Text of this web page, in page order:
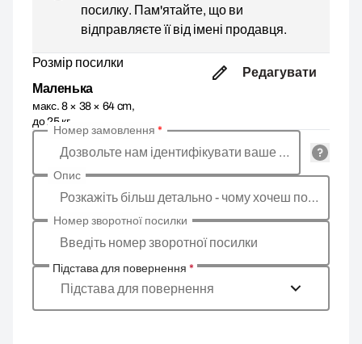
посилку. Пам'ятайте, що ви
відправляєте її від імені продавця.
Розмір посилки
Маленька
макс. 8 × 38 × 64 cm,
до 25 кг
Редагувати
Дозвольте нам ідентифікувати ваше замовлення
Номер замовлення *
Розкажіть більш детально - чому хочеш повернути товар, яка причина?
Опис
Введіть номер зворотної посилки
Номер зворотної посилки
Підстава для повернення *
Підстава для повернення